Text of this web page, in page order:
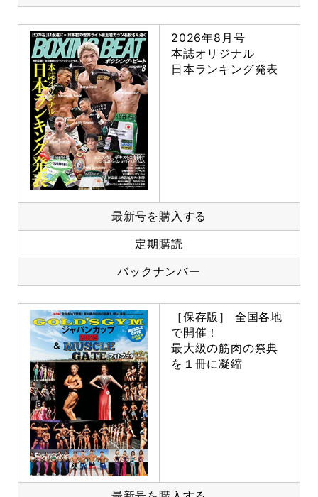
2026年8月号
本誌オリジナル
日本ランキング発表
最新号を購入する
定期購読
バックナンバー
［保存版］ 全国各地
で開催！
最大級の筋肉の祭典
を１冊に凝縮